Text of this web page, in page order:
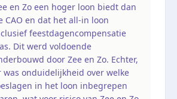
en Zo een hoger loon biedt dan
CAO en dat het all-in loon
feestdagencompensatie
Dit werd voldoende
door Zee en Zo. Echter,
was onduidelijkheid over welke
in het loon inbegrepen